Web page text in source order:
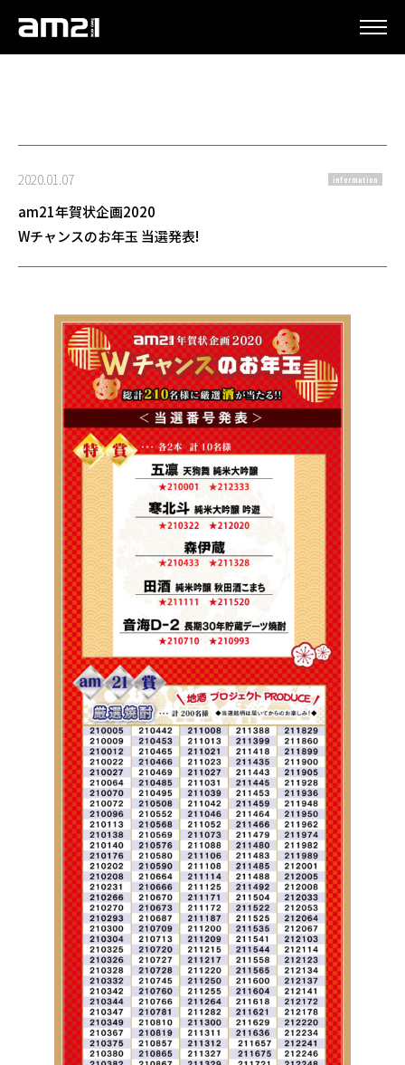
2020.01.07 information
am21年賀状企画2020
Wチャンスのお年玉 当選発表!